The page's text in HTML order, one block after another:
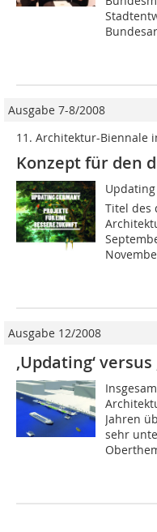
Ausgabe 7-8/2008
11. Architektur-Biennale
Konzept für den
Titel des
Ausgabe 12/2008
‚Updating‘ versus
Jahren
sehr